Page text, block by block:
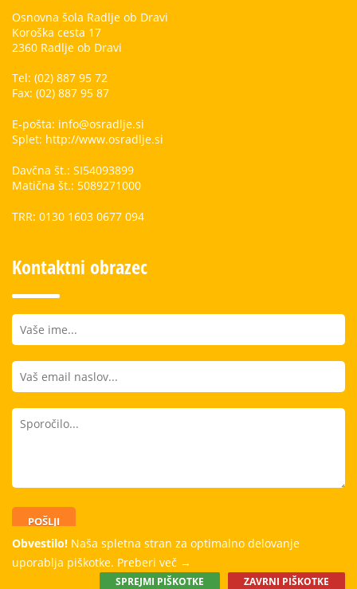
Obvestilo! Naša spletna stran za optimalno delovanje
uporablja piškotke. Preberi več →
SPREJMI PIŠKOTKE ZAVRNI PIŠKOTKE
Osnovna šola Radlje ob Dravi
Koroška cesta 17
2360 Radlje ob Dravi
Tel: (02) 887 95 72
Fax: (02) 887 95 87
E-pošta: info@osradlje.si
Splet: http://www.osradlje.si
Davčna št.: SI54093899
Matična št.: 5089271000
TRR: 0130 1603 0677 094
Kontaktni obrazec
POŠLJI
Dobro počutje, dobri odnosi in kvalitetno znanje